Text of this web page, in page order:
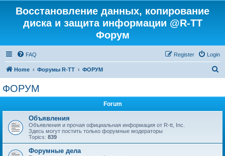
Восстановление данных, копирование
диска и защита информации @R-TT
Форум
FAQ Login
Register
Home Форумы R-TT ФОРУМ
ФОРУМ
Forum
Объявления
Объявления и прочая официальная информация от R-tt, Inc.
Здесь могут постить только форумные модераторы
Topics: 839
Форумные дела